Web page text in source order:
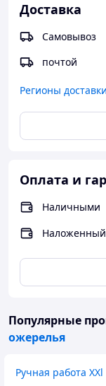
Доставка
Самовывоз
почтой
Регионы доставки
Оплата и
Наличными
Популярные
ожерелья
Ручная работа XXl